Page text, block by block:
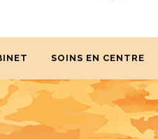
SOINS EN CENTRE